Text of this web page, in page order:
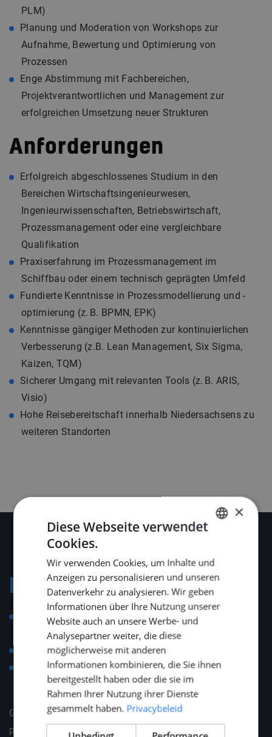
PLM)
Planung und Moderation von Workshops zur
Aufnahme, Bewertung und Optimierung von
Prozessen
Enge Abstimmung mit Fachbereichen,
Projektverantwortlichen und Management zur
erfolgreichen Umsetzung neuer Strukturen
Anforderungen
Erfolgreich abgeschlossenes Studium in den
Bereichen Wirtschaftsingenieurwesen,
Ingenieurwissenschaften, Betriebswirtschaft,
Prozessmanagement oder eine vergleichbare
Qualifikation
Praxiserfahrung im Prozessmanagement im
Schiffbau oder einem technisch geprägten Umfeld
Fundierte Kenntnisse in Prozessmodellierung und -
optimierung (z. B. BPMN, EPK)
Kenntnisse gängiger Methoden zur kontinuierlichen
Verbesserung (z.B. Lean Management, Six Sigma,
Kaizen, TQM)
Sicherer Umgang mit relevanten Tools (z. B. ARIS,
Visio)
Hohe Reisebereitschaft innerhalb Niedersachsens zu
weiteren Standorten
Konditionen
Wettbewerbsfähiges Gehalt, abhängig von Erfahrung
und Qualifikation
Unterstützung bei Umzug und Wohnungssuche
Einladungen zu maritimen Branchenevents wie
METSTRADE, SMM und Offshore Energy
Gerne erläutern wir Ihnen das Gesamtpaket in einem
persönlichen Gespräch – maßgeschneidert auf Ihre
ENGLISH
×
Diese Webseite verwendet
Cookies.
Wir verwenden Cookies, um Inhalte und
Anzeigen zu personalisieren und unseren
Datenverkehr zu analysieren. Wir geben
Informationen über Ihre Nutzung unserer
Website auch an unsere Werbe- und
Analysepartner weiter, die diese
möglicherweise mit anderen
Informationen kombinieren, die Sie ihnen
bereitgestellt haben oder die sie im
Rahmen Ihrer Nutzung ihrer Dienste
gesammelt haben. Privacybeleid